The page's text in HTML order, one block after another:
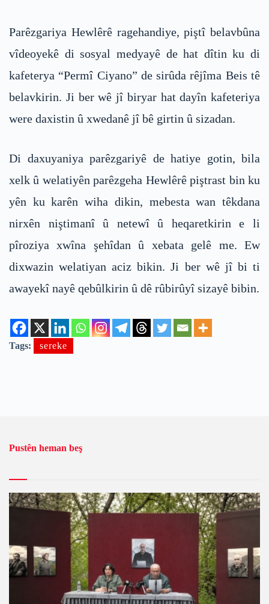
Parêzgariya Hewlêrê ragehandiye, piştî belavbûna
vîdeoyekê di sosyal medyayê de hat dîtin ku di
kafeterya “Permî Ciyano” de sirûda rêjîma Beis tê
belavkirin. Ji ber wê jî biryar hat dayîn kafeteriya
were daxistin û xwedanê jî bê girtin û sizadan.
Di daxuyaniya parêzgariyê de hatiye gotin, bila
xelk û welatiyên parêzgeha Hewlêrê piştrast bin ku
yên ku karên wiha dikin, mebesta wan têkdana
nirxên niştimanî û netewî û heqaretkirin e li
pîroziya xwîna şehîdan û xebata gelê me. Ew
dixwazin welatiyan aciz bikin. Ji ber wê jî bi ti
awayekî nayê qebûlkirin û dê rûbirûyî sizayê bibin.
Tags: sereke
Pustên heman beş